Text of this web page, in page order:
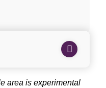
area is experimental